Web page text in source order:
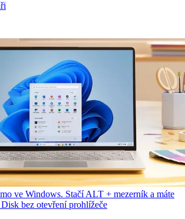
ve Windows. Stačí ALT + mezerník a máte
bez otevření prohlížeče